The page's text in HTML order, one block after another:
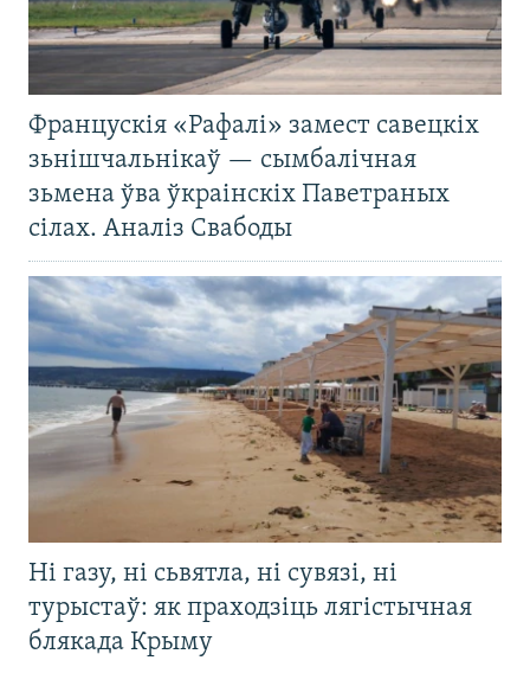
Францускія «Рафалі» замест савецкіх
зьнішчальнікаў — сымбалічная
зьмена ўва ўкраінскіх Паветраных
сілах. Аналіз Свабоды
Ні газу, ні сьвятла, ні сувязі, ні
турыстаў: як праходзіць лягістычная
блякада Крыму